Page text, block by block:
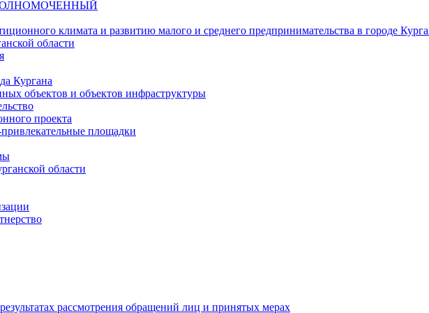
климата и развитию малого и среднего предпринимательства в городе
области
Кургана
объектов и объектов инфраструктуры
проекта
площадки
области
рассмотрения обращений лиц и принятых мерах